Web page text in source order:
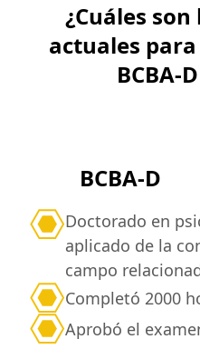
¿Cuáles
actuales
BCBA-
BCBA-D
Doctorado en
aplicado de la
campo
Completó 2000
Aprobó el